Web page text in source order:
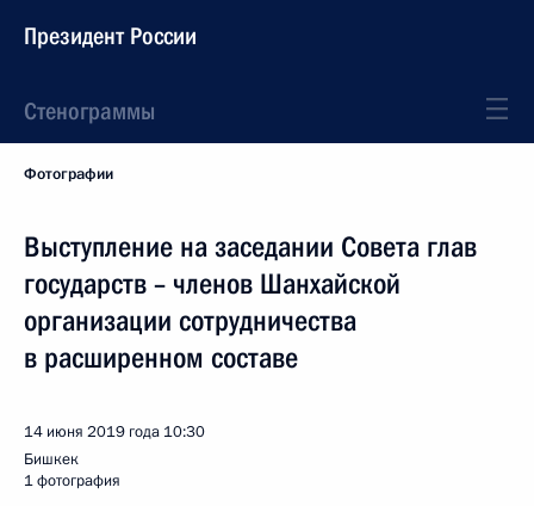
Президент России
Стенограммы
Фотографии
Выступление на заседании Совета глав
государств – членов Шанхайской
организации сотрудничества
в расширенном составе
14 июня 2019 года 10:30
Бишкек
1 фотография